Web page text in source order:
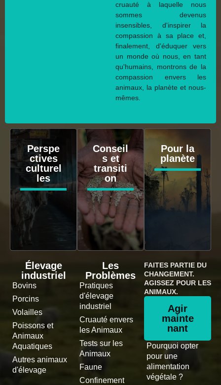
cruauté à laquelle nous
sommes devenus
insensibles, d'inspirer la
compassion à sa place et,
finalement, d'éduquer vers
un monde où nous, en tant
qu'humains, montrons de la
compassion envers les
animaux, la planète et nous-
mêmes.
Perspe
ctives
culturel
les
Conseil
s et
transiti
on
Pour la
planète
Élevage
industriel
Bovins
Porcins
Volailles
Poissons et
Animaux
Aquatiques
Autres animaux
d'élevage
Les
Problèmes
Pratiques
d'élevage
industriel
Cruauté envers
les Animaux
Tests sur les
Animaux
Faune
Confinement
FAITES PARTIE DU
CHANGEMENT.
AGISSEZ POUR LES
ANIMAUX.
Agir
mainte
nant
Pourquoi opter
pour une
alimentation
végétale ?